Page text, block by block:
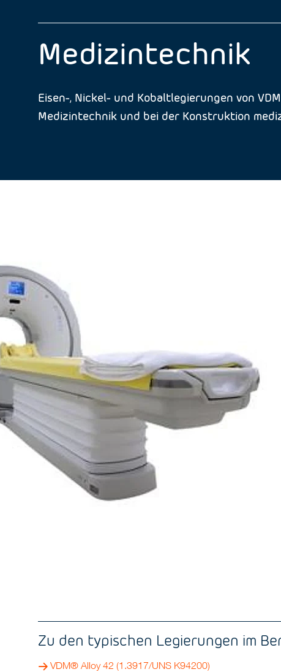
Medizintechnik
Eisen-, Nickel- und Kobaltlegierungen von
Medizintechnik und bei der Konstruktion
Zu den typischen Legierungen im
VDM® Alloy 42 (1.3917/UNS K94200)